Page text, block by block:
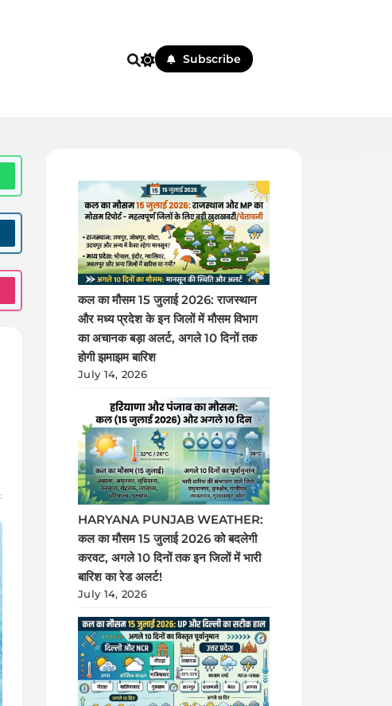
Subscribe
कल का मौसम 15 जुलाई 2026: राजस्थान
और मध्य प्रदेश के इन जिलों में मौसम विभाग
का अचानक बड़ा अलर्ट, अगले 10 दिनों तक
होगी झमाझम बारिश
July 14, 2026
HARYANA PUNJAB WEATHER:
कल का मौसम 15 जुलाई 2026 को बदलेगी
करवट, अगले 10 दिनों तक इन जिलों में भारी
बारिश का रेड अलर्ट!
July 14, 2026